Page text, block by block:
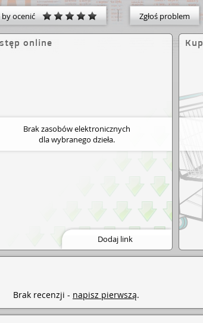
by ocenić Zgłoś problem
online
Brak zasobów elektronicznych
dla wybranego dzieła.
Dodaj link
Kup
Brak recenzji - napisz pierwszą.